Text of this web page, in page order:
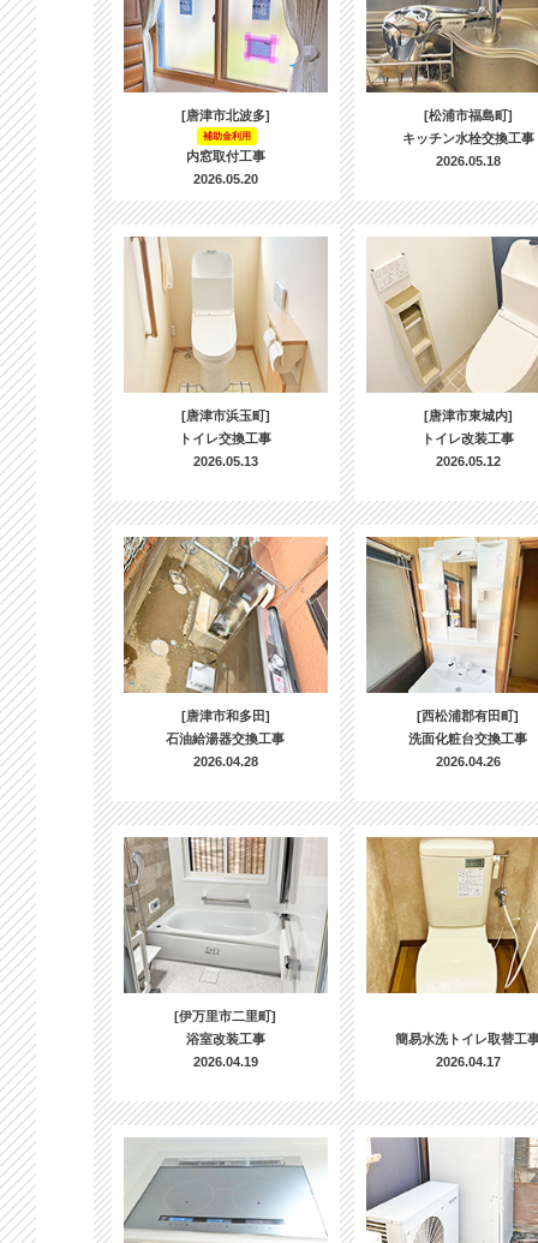
[唐津市北波多]
補助金利用
内窓取付工事
2026.05.20
[松浦市福島町]
キッチン水栓交換工事
2026.05.18
[唐津市浜玉町]
トイレ交換工事
2026.05.13
[唐津市東城内]
トイレ改装工事
2026.05.12
[唐津市和多田]
石油給湯器交換工事
2026.04.28
[西松浦郡有田町]
洗面化粧台交換工事
2026.04.26
[伊万里市二里町]
浴室改装工事
2026.04.19
簡易水洗トイレ取替工
2026.04.17